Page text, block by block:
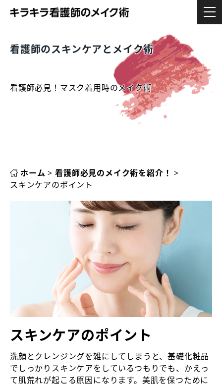
看護師のスキンケアとメイク術
看護師必見！マスク着用時のメイク術
ホーム > 看護師必見のメイク術を紹介！ >
スキンケアのポイント
スキンケアのポイント
洗顔とクレンジングを雑にしてしまうと、基礎化粧品
でしっかりスキンケアをしているつもりでも、かえっ
て肌荒れが起こる原因になります。美肌を保つために